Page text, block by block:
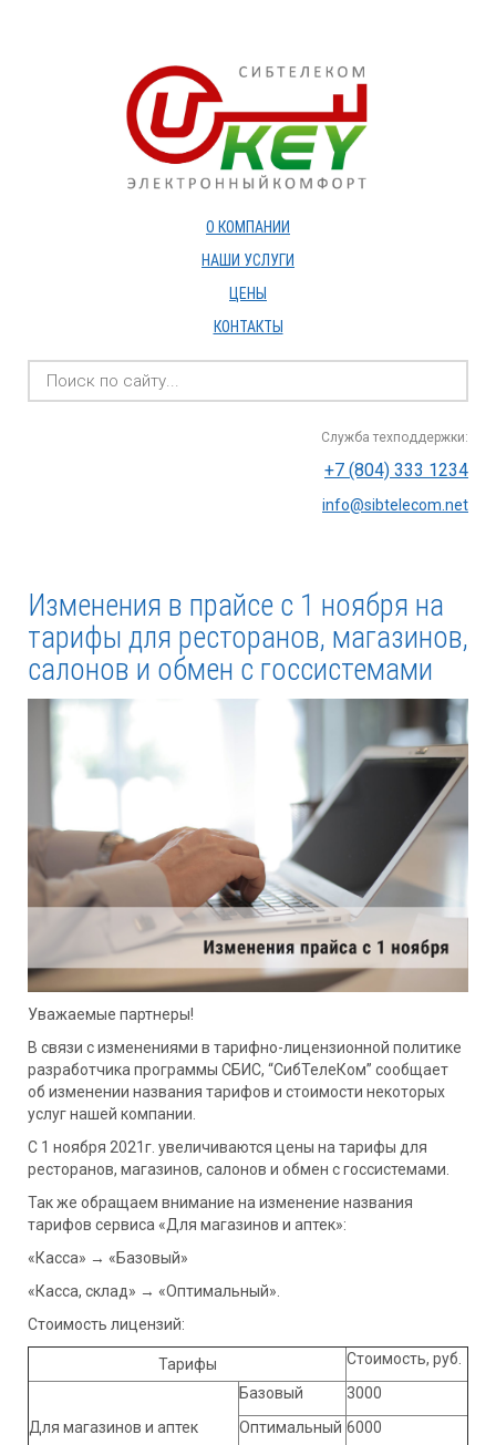
О КОМПАНИИ
НАШИ УСЛУГИ
ЦЕНЫ
КОНТАКТЫ
Служба техподдержки:
+7 (804) 333 1234
info@sibtelecom.net
Изменения в прайсе с 1 ноября на
тарифы для ресторанов, магазинов,
салонов и обмен с госсистемами
Уважаемые партнеры!
В связи с изменениями в тарифно-лицензионной политике
разработчика программы СБИС, “СибТелеКом” сообщает
об изменении названия тарифов и стоимости некоторых
услуг нашей компании.
С 1 ноября 2021г. увеличиваются цены на тарифы для
ресторанов, магазинов, салонов и обмен с госсистемами.
Так же обращаем внимание на изменение названия
тарифов сервиса «Для магазинов и аптек»:
«Касса» → «Базовый»
«Касса, склад» → «Оптимальный».
Стоимость лицензий:
Тарифы Стоимость, руб.
Для магазинов и аптек
Базовый
3000
Оптимальный 6000